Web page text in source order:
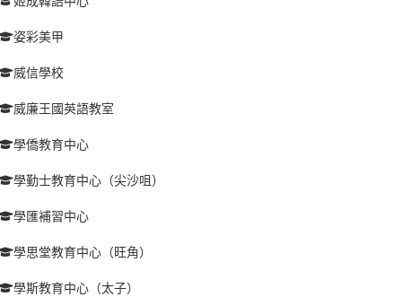
姿彩美甲
威信學校
威廉王國英語教室
學僑教育中心
學勤士教育中心（尖沙咀）
學匯補習中心
學思堂教育中心（旺角）
學斯教育中心（太子）